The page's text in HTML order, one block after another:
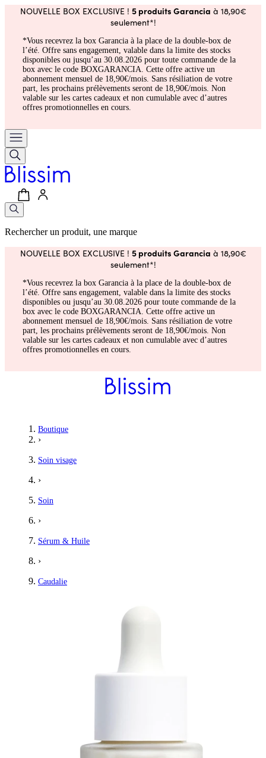
NOUVELLE BOX EXCLUSIVE ! 5 produits Garancia à 18,90€
seulement*!
*Vous recevrez la box Garancia à la place de la double-box de
l’été. Offre sans engagement, valable dans la limite des stocks
disponibles ou jusqu’au 30.08.2026 pour toute commande de la
box avec le code BOXGARANCIA. Cette offre active un
abonnement mensuel de 18,90€/mois. Sans résiliation de votre
part, les prochains prélèvements seront de 18,90€/mois. Non
valable sur les cartes cadeaux et non cumulable avec d’autres
offres promotionnelles en cours.
Rechercher un produit, une marque
NOUVELLE BOX EXCLUSIVE ! 5 produits Garancia à 18,90€
seulement*!
*Vous recevrez la box Garancia à la place de la double-box de
l’été. Offre sans engagement, valable dans la limite des stocks
disponibles ou jusqu’au 30.08.2026 pour toute commande de la
box avec le code BOXGARANCIA. Cette offre active un
abonnement mensuel de 18,90€/mois. Sans résiliation de votre
part, les prochains prélèvements seront de 18,90€/mois. Non
valable sur les cartes cadeaux et non cumulable avec d’autres
offres promotionnelles en cours.
Boutique
›
Soin visage
›
Soin
›
Sérum & Huile
›
Caudalie